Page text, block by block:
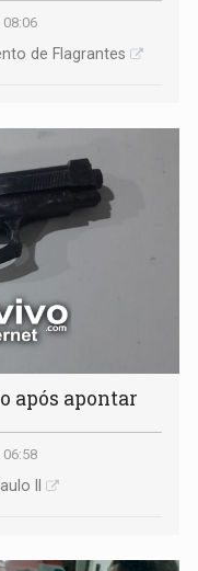
de Flagrantes
após apontar
II